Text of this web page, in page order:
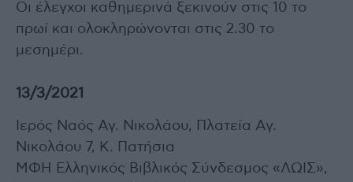
Οι έλεγχοι καθημερινά ξεκινούν στις 10 το
πρωί και ολοκληρώνονται στις 2.30 το
μεσημέρι.
13/3/2021
Ιερός Ναός Αγ. Νικολάου, Πλατεία Αγ.
Νικολάου 7, Κ. Πατήσια
ΜΦΗ Ελληνικός Βιβλικός Σύνδεσμος «ΛΩΙΣ»,